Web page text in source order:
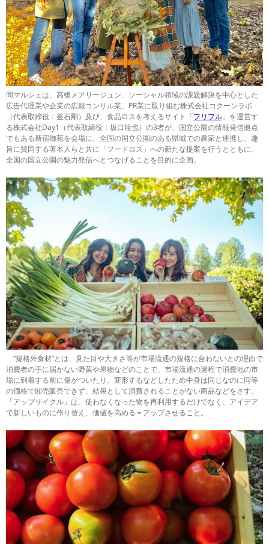
同マルシェは、高橋メアリージュン、ソーシャル領域の課題解決を中心とした
広告代理業や企業の広報コンサル業、PR業に取り組む株式会社コクーンラボ
（代表取締役：釜石剛）及び、食品ロスを考えるサイト「フリフル 」を運営す
る株式会社Day1（代表取締役：坂口龍也）の3者が、国立公園の情報発信拠点
でもある新宿御苑を会場に、全国の国立公園のある県域での農家と連携し、趣
旨に賛同する著名人らと共に「フードロス」への新たな提案を行うとともに、
全国の国立公園の魅力発信へとつなげることを目的に企画。
“規格外食材”とは、見た目や大きさ等が市場流通の規格に合わないとの理由で
消費者の手に届かない野菜や果物などのことで、市場流通の過程で消費地の市
場に到着する前に傷がついたり、変形するなどしたため中身は同じなのに同等
の価格で卸売販売できず、結果として消費されることがない商品などをさす。
「アップサイクル」は、使わなくなった物を再利用するだけでなく、アイデア
で新しいものに作り替え、価値を高める＝アップさせること。